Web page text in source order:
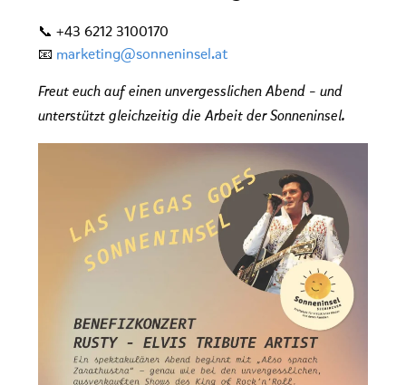
📞 +43 6212 3100170
📧 marketing@sonneninsel.at
Freut euch auf einen unvergesslichen Abend – und
unterstützt gleichzeitig die Arbeit der Sonneninsel.